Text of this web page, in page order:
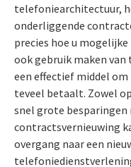
telefoniearchitectuur,
onderliggende
precies hoe u
ook gebruik maken
een effectief middel
teveel betaalt. Zowel
snel grote besparingen
contractsvernieuwing
overgang naar een